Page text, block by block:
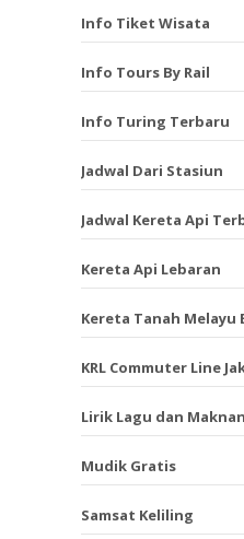
Info Tiket Wisata
Info Tours By Rail
Info Turing Terbaru
Jadwal Dari Stasiun
Jadwal Kereta Api
Kereta Api Lebaran
Kereta Tanah Melayu
KRL Commuter Line
Lirik Lagu dan
Mudik Gratis
Samsat Keliling